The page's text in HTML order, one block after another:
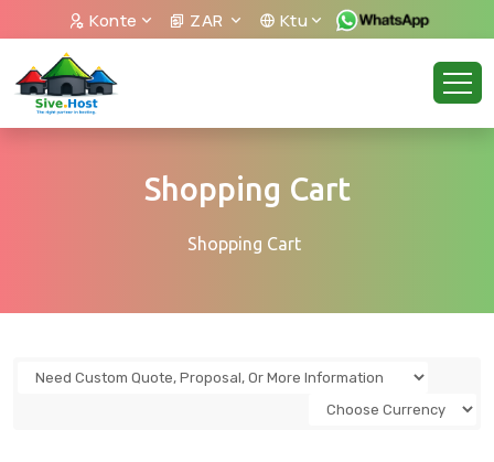
Konte ZAR Ktu
Shopping Cart
Shopping Cart